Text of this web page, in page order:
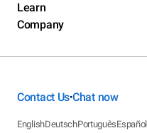
Learn
Company
Contact Us•Chat now
EnglishDeutschPortuguêsEspañol